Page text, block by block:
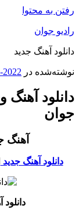
رفتن به محتوا
رادیو جوان
دانلود آهنگ جدید
نوشته‌شده در 2022-08-01
دانلود آهنگ
جوان
آهنگ
دانلود آهنگ جدید